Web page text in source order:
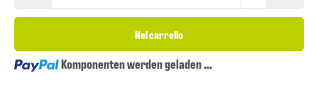
Nel carrello
Loading...Komponenten werden geladen ...